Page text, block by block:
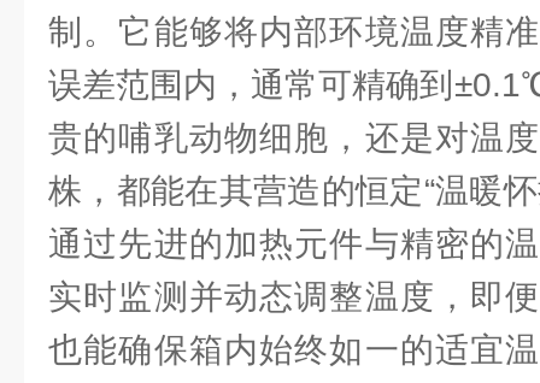
制。它能够将内部环境温度精
误差范围内，通常可精确到
贵的哺乳动物细胞，还是对温
株，都能在其营造的恒定“温暖
通过先进的加热元件与精密的
实时监测并动态调整温度，即
也能确保箱内始终如一的适宜